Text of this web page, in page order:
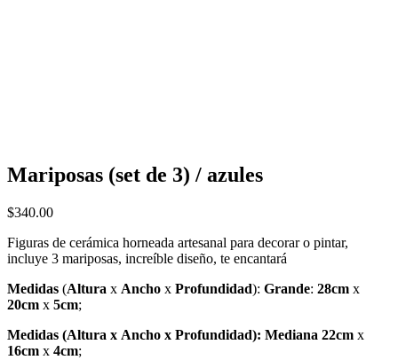
Mariposas (set de 3) / azules
Navegación
de
entradas
$340.00
Figuras de cerámica horneada artesanal para decorar o pintar,
incluye 3 mariposas, increíble diseño, te encantará
Medidas (Altura x Ancho x Profundidad): Grande: 28cm x
20cm x 5cm;
Medidas (Altura x Ancho x Profundidad): Mediana 22cm x
16cm x 4cm;